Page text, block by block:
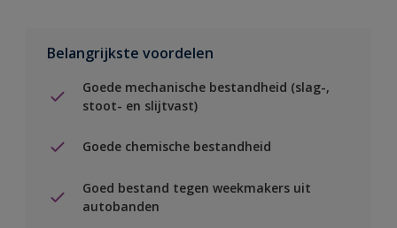
Belangrijkste voordelen
Goede mechanische bestandheid (slag-,
stoot- en slijtvast)
Goede chemische bestandheid
Goed bestand tegen weekmakers uit
autobanden